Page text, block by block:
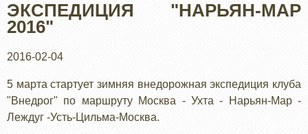
ЭКСПЕДИЦИЯ "НАРЬЯН-МАР
2016"
2016-02-04
5 марта стартует зимняя внедорожная экспедиция клуба
"Внедрог" по маршруту Москва - Ухта - Нарьян-Мар -
Леждуг -Усть-Цильма-Москва.